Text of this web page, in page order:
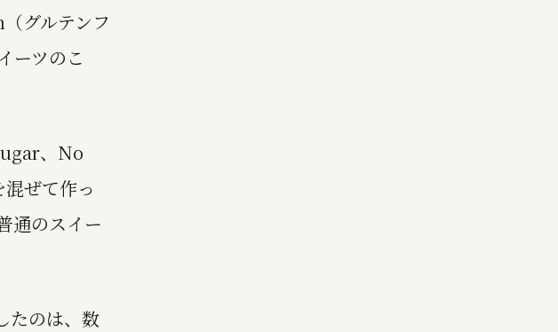
グルテンフ
ーツのこ
、No
ぜて作っ
通のスイー
たのは、数